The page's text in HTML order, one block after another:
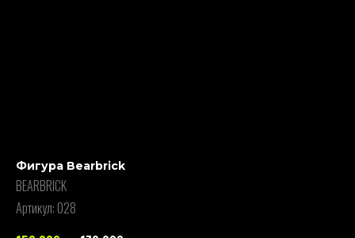
Фигура Bearbrick
BEARBRICK
Артикул: 028